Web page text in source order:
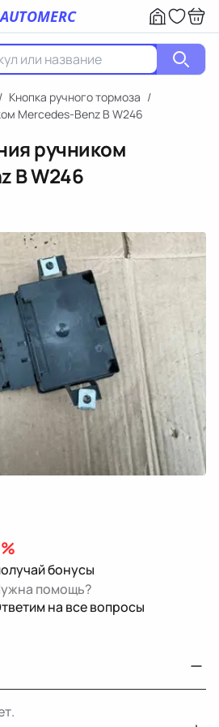
AUTOMERC
/ Кнопка ручного тормоза /
Mercedes-Benz B W246
ручником
B W246
бонусы
помощь?
на все вопросы